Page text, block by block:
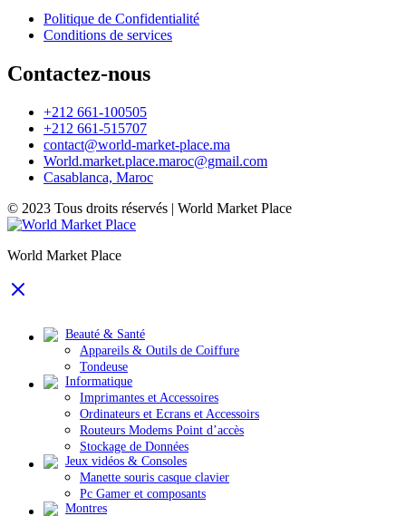
Politique de Confidentialité
Conditions de services
Contactez-nous
+212 661-100505
+212 661-515707
contact@world-market-place.ma
World.market.place.maroc@gmail.com
Casablanca, Maroc
© 2023 Tous droits réservés | World Market Place
World Market Place
Beauté & Santé
Appareils & Outils de Coiffure
Tondeuse
Informatique
Imprimantes et Accessoires
Ordinateurs et Ecrans et Accessoirs
Routeurs Modems Point d’accès
Stockage de Données
Jeux vidéos & Consoles
Manette souris casque clavier
Pc Gamer et composants
Montres